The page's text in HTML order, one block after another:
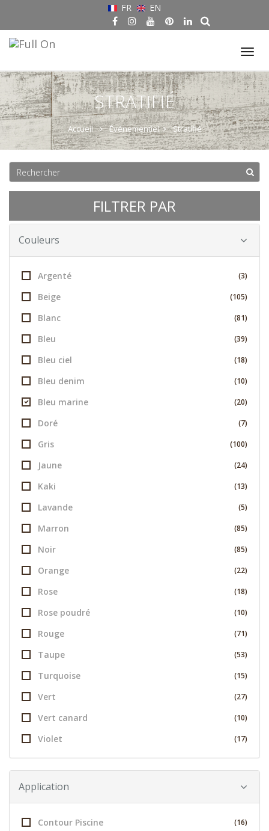
FR EN
STRATIFIÉ
Accueil Événementiel Stratifié
FILTRER PAR
Couleurs
Argenté (3)
Beige (105)
Blanc (81)
Bleu (39)
Bleu ciel (18)
Bleu denim (10)
Bleu marine (20)
Doré (7)
Gris (100)
Jaune (24)
Kaki (13)
Lavande (5)
Marron (85)
Noir (85)
Orange (22)
Rose (18)
Rose poudré (10)
Rouge (71)
Taupe (53)
Turquoise (15)
Vert (27)
Vert canard (10)
Violet (17)
Application
Contour Piscine (16)